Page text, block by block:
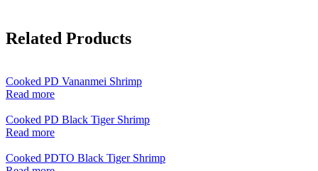
Related Products
Cooked PD Vananmei Shrimp
Read more
Cooked PD Black Tiger Shrimp
Read more
Cooked PDTO Black Tiger Shrimp